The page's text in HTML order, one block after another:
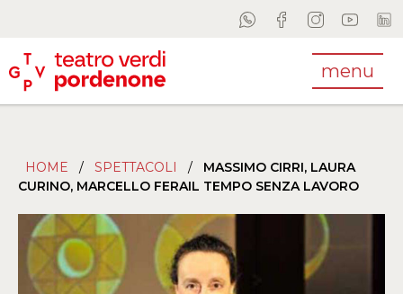
menu
HOME / SPETTACOLI /
MASSIMO CIRRI, LAURA
CURINO, MARCELLO FERAIL TEMPO SENZA LAVORO